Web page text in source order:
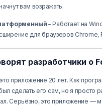
вам возражать.
– Работает на
для браузеров Chrome,
разработчики о
приложение 20 лет. Как
сделать его сам, но я просто
Серьёзно, это приложение —